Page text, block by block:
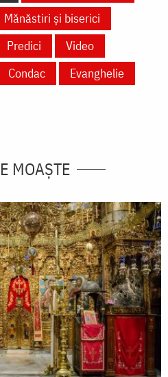
Mănăstiri și biserici
Predici
Video
Condac
Evanghelie
MOAȘTE